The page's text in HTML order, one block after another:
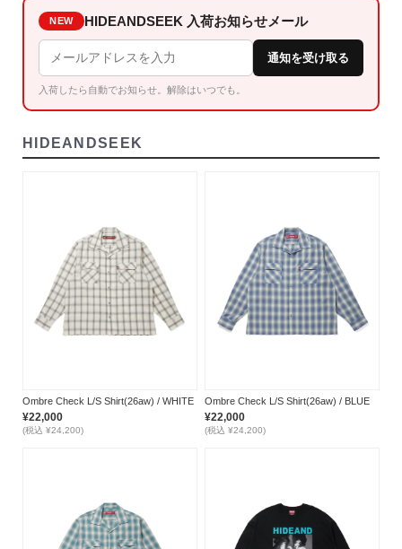
NEW HIDEANDSEEK 入荷お知らせメール
通知を受け取る
入荷したら自動でお知らせ。解除はいつでも。
HIDEANDSEEK
Ombre Check L/S Shirt(26aw) / WHITE
¥22,000
(税込 ¥24,200)
Ombre Check L/S Shirt(26aw) / BLUE
¥22,000
(税込 ¥24,200)